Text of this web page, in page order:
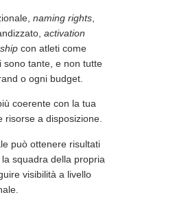
naming rights,
activation
con atleti come
tante, e non tutte
o ogni budget
coerente con la tua
risorse a disposizione.
può ottenere risultati
squadra della propria
visibilità a livello